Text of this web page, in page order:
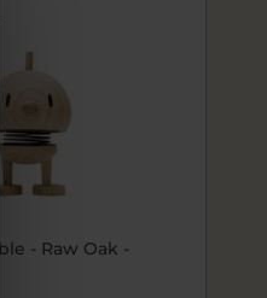
- Raw Oak -